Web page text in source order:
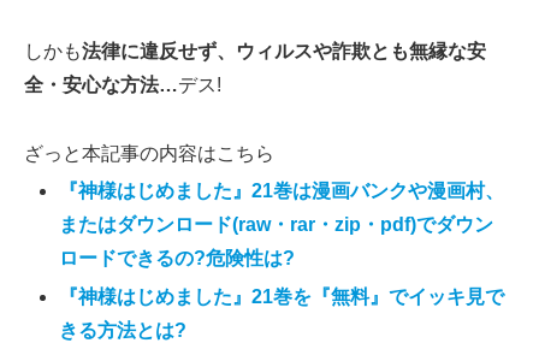
しかも法律に違反せず、ウィルスや詐欺とも無縁な安
全・安心な方法…デス!
ざっと本記事の内容はこちら
『神様はじめました』21巻は漫画バンクや漫画村、
またはダウンロード(raw・rar・zip・pdf)でダウン
ロードできるの?危険性は?
『神様はじめました』21巻を『無料』でイッキ見で
きる方法とは?